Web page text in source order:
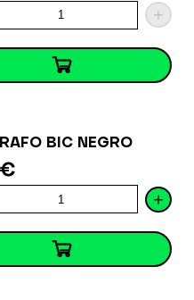
+
BIC NEGRO
+